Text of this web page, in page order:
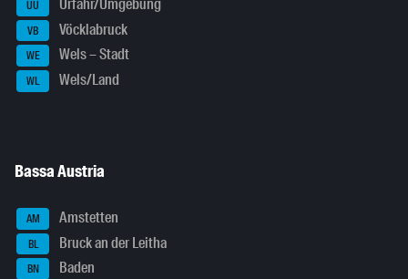
UU Urfahr/Umgebung
VB Vöcklabruck
WE Wels – Stadt
WL Wels/Land
Bassa Austria
AM Amstetten
BL Bruck an der Leitha
BN Baden